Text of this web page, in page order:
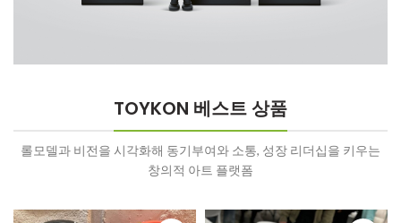
TOYKON 베스트 상품
롤모델과 비전을 시각화해 동기부여와 소통, 성장 리더십을 키우는
창의적 아트 플랫폼